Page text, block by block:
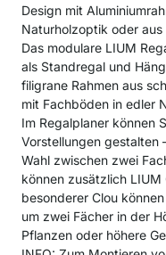
Design mit
Naturholzoptik oder aus
Das modulare LIUM
als Standregal und
filigrane Rahmen aus
mit Fachböden in edler
Im Regalplaner können
Vorstellungen gestalten
Wahl zwischen zwei
können zusätzlich
besonderer Clou
um zwei Fächer in der
Pflanzen oder höhere